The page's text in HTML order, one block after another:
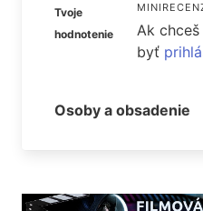
Tvoje
hodnotenie
Ak
byť
Osoby a obsadenie